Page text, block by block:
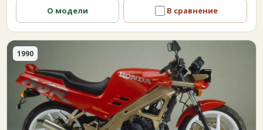
О модели В сравнение
1990